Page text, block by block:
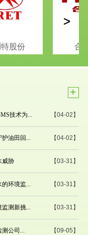
股份 合
>
+
【04-02】
技术为...
【04-02】
油田回...
【03-31】
威胁
【03-31】
环境监...
【03-31】
测新挑...
【09-05】
测公司...